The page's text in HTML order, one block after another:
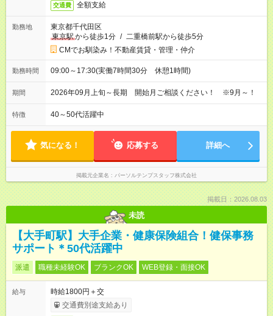
交通費 全額支給
勤務地
東京都千代田区
東京駅から徒歩1分 / 二重橋前駅から徒歩5分
CMでお馴染み！不動産賃貸・管理・仲介
勤務時間 09:00～17:30(実働7時間30分 休憩1時間)
期間 2026年09月上旬～長期 開始月ご相談ください！ ※9月～！
特徴 40～50代活躍中
気になる！ 応募する 詳細へ
掲載元企業名 パーソルテンプスタッフ株式会社
掲載日：2026.08.03
未読
【大手町駅】大手企業・健康保険組合！健保事務
サポート＊50代活躍中
派遣 職種未経験OK ブランクOK WEB登録・面接OK
給与
時給1800円＋交
交通費別途支給あり